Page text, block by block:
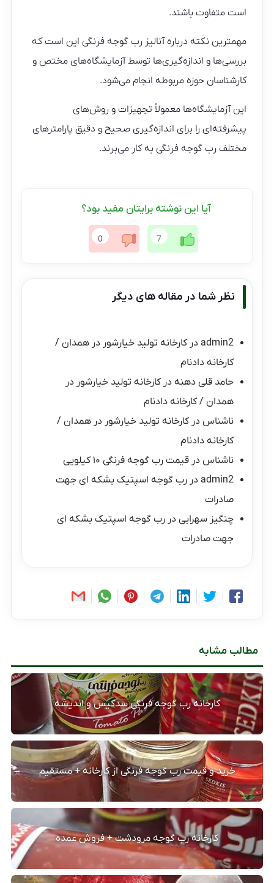
است متفاوت باشند.
مهمترین نکته درباره آنالیز رب گوجه فرنگی این است که
بررسی‌ها و اندازه‌گیری‌ها توسط آزمایشگاه‌های مختص و
کارشناسان حوزه مربوطه انجام می‌شود.
این آزمایشگاه‌ها معمولاً تجهیزات و روش‌های
پیشرفته‌ای را برای اندازه‌گیری صحیح و دقیق پارامترهای
مختلف رب گوجه فرنگی به کار می‌برند.
آیا این نوشته برایتان مفید بود؟
7
0
نظر شما در مقاله های دیگر
admin2 درکارخانه تولید خیارشور در همدان /
کارخانه دادنام
حامد قلی دهنه درکارخانه تولید خیارشور در
همدان / کارخانه دادنام
ناشناس درکارخانه تولید خیارشور در همدان /
کارخانه دادنام
ناشناس درقیمت رب گوجه فرنگی ۱۰ کیلویی
admin2 دررب گوجه اسپتیک بشکه ای جهت
صادرات
چنگیز سهرابی دررب گوجه اسپتیک بشکه ای
جهت صادرات
مطالب مشابه
کارخانه رب گوجه فرنگی سدکیس و اندیشه
خرید و قیمت رب گوجه فرنگی از کارخانه + مستقیم
کارخانه رب گوجه مرودشت + فروش عمده